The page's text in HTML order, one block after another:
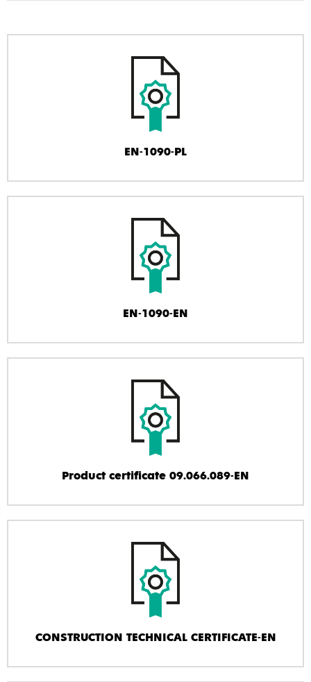
EN-1090-PL
EN-1090-EN
Product certificate 09.066.089-EN
CONSTRUCTION TECHNICAL CERTIFICATE-EN